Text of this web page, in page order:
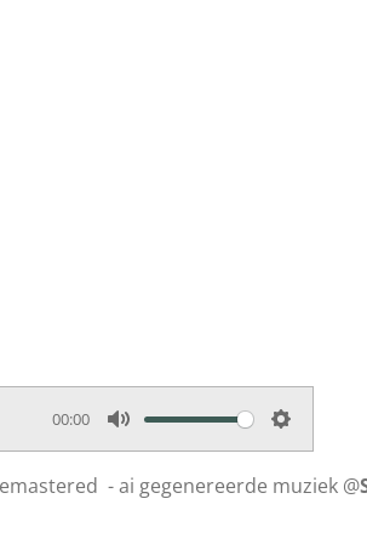
00:00
M
u
S
e
- ai gegenereerde muziek @